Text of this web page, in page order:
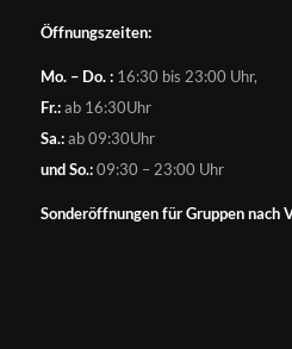
Öffnungszeiten:
Mo. – Do. :16:30 bis 23:00 Uhr,
Fr.:ab 16:30Uhr
Sa.:ab 09:30Uhr
und So.:09:30 – 23:00 Uhr
Sonderöffnungen für Gruppen nach